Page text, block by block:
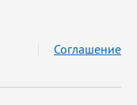
Соглашение